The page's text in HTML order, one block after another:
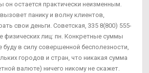
он остается практически неизменным.
панику и волну клиентов,
свои деньги. Советская, 335 8(800) 555-
физических лиц: пн. Конкретные суммы
буду в силу совершенной бесполезности,
городов и стран, что никакая сумма
валюте) ничего никому не скажет.